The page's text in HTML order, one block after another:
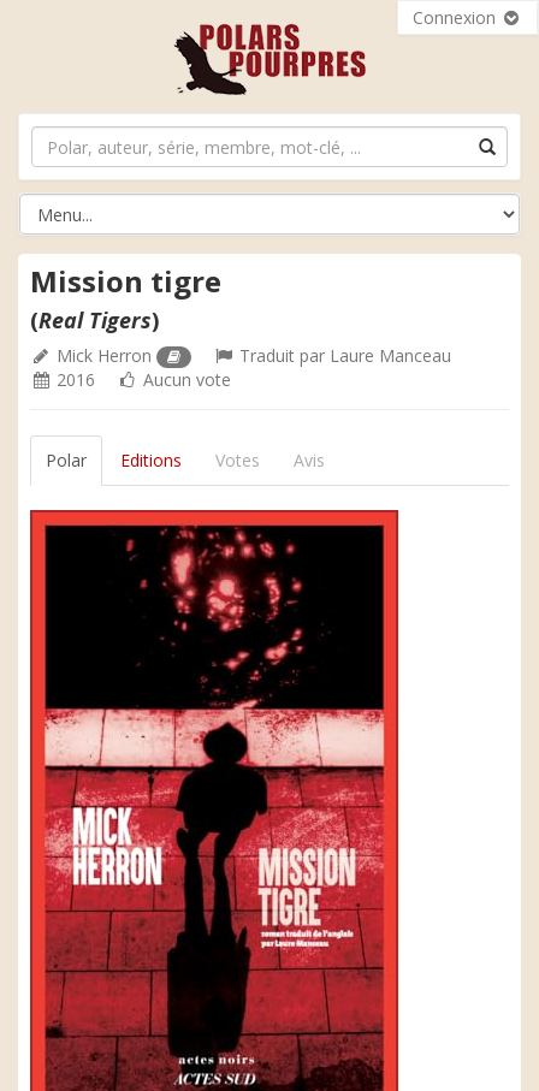
Connexion
Mission tigre
(Real Tigers)
Mick Herron Traduit par Laure Manceau
2016
Aucun vote
Polar Editions Votes Avis